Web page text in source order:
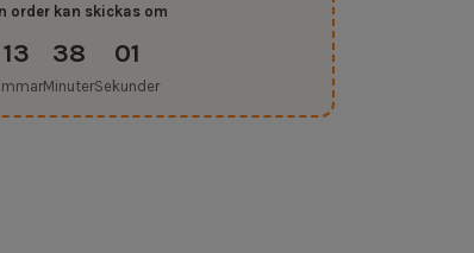
order kan skickas om
13 38
Minuter
00
Sekunder